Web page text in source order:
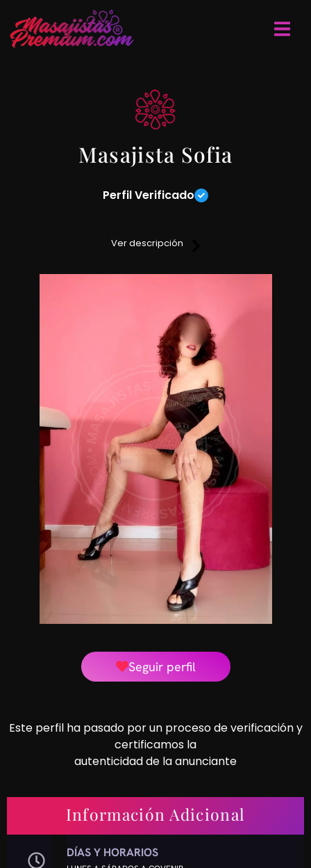
Masajista Sofia
Perfil Verificado
descontracturantes y sensitivos en todo el cuerpo, cuento
con servicio de ducha, ambiente climatizado y una
Masajista en Belgrano.
Ver descripción
Seguir perfil
Este perfil ha pasado por un proceso de verificación y
certificamos la
autenticidad de la anunciante
Información Adicional
DÍAS Y HORARIOS